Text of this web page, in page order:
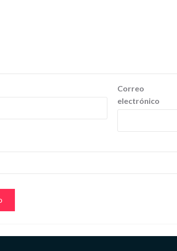
Correo
electrónico